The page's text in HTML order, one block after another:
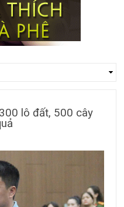
lô đất, 500 cây